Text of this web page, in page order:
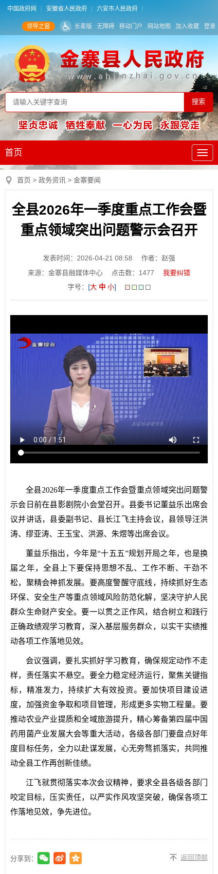
中国政府网 安徽省人民政府 六安市人民政府
领导之窗 长辈版 无障碍 移动门户 网站地图 加入收藏 登录
首页
首页 > 政务资讯 > 金寨要闻
全县2026年一季度重点工作会暨
重点领域突出问题警示会召开
发表时间：2026-04-21 08:58
作者：赵强
来源：金寨县融媒体中心
点击数： 1477
我要纠错
字号： [大 中 小]
全县2026年一季度重点工作会暨重点领域突出问题警
示会日前在县影剧院小会堂召开。县委书记董益乐出席会
议并讲话，县委副书记、县长江飞主持会议，县领导汪洪
涛、缪亚涛、王玉宝、洪源、朱煜等出席会议。
董益乐指出，今年是“十五五”规划开局之年，也是换
届之年，全县上下要保持思想不乱、工作不断、干劲不
松，聚精会神抓发展。要高度警醒守底线，持续抓好生态
环保、安全生产等重点领域风险防范化解，坚决守护人民
群众生命财产安全。要一以贯之正作风，结合树立和践行
正确政绩观学习教育，深入基层服务群众，以实干实绩推
动各项工作落地见效。
会议强调，要扎实抓好学习教育，确保规定动作不走
样，责任落实不悬空。要全力稳定经济运行，聚焦关键指
标，精准发力，持续扩大有效投资。要加快项目建设进
度，加强资金争取和项目管理，形成更多实物工程量。要
推动农业产业提质和全域旅游提升，精心筹备第四届中国
药用菌产业发展大会等重大活动，各级各部门要盘点好年
度目标任务，全力以赴谋发展，心无旁骛抓落实，共同推
动全县工作再创新佳绩。
江飞就贯彻落实本次会议精神，要求全县各级各部门
咬定目标，压实责任，以严实作风攻坚突破，确保各项工
作落地见效，争先进位。
分享到： 返回顶部